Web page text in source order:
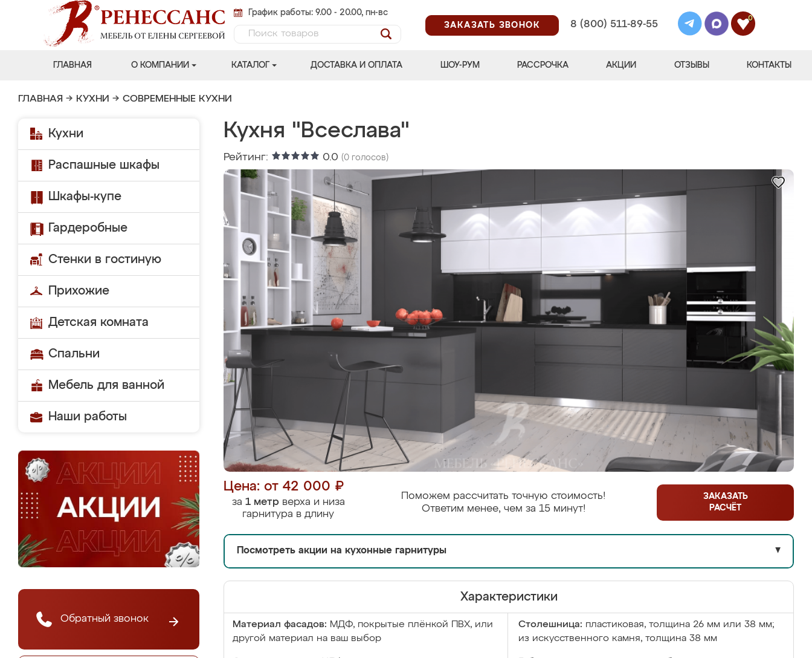
График работы: 9.00 - 20.00, пн-вс
ЗАКАЗАТЬ ЗВОНОК
8 (800) 511-89-55
0
ГЛАВНАЯ О КОМПАНИИ КАТАЛОГ ДОСТАВКА И ОПЛАТА ШОУ-РУМ РАССРОЧКА АКЦИИ ОТЗЫВЫ КОНТАКТЫ
ГЛАВНАЯ → КУХНИ → СОВРЕМЕННЫЕ КУХНИ
Кухни
Распашные шкафы
Шкафы-купе
Гардеробные
Стенки в гостиную
Прихожие
Детская комната
Спальни
Мебель для ванной
Наши работы
Обратный звонок
Кухня "Всеслава"
Рейтинг: 0.0 (0 голосов)
Цена: от 42 000 ₽
за 1 метрверха и низа
гарнитура в длину
Поможем рассчитать точную стоимость!
Ответим менее, чем за 15 минут!
ЗАКАЗАТЬ
РАСЧЁТ
Посмотреть акции на кухонные гарнитуры ▼
Характеристики
Материал фасадов: МДФ, покрытые плёнкой ПВХ, или
другой материал на ваш выбор
Столешница: пластиковая, толщина 26 мм или 38 мм;
из искусственного камня, толщина 38 мм